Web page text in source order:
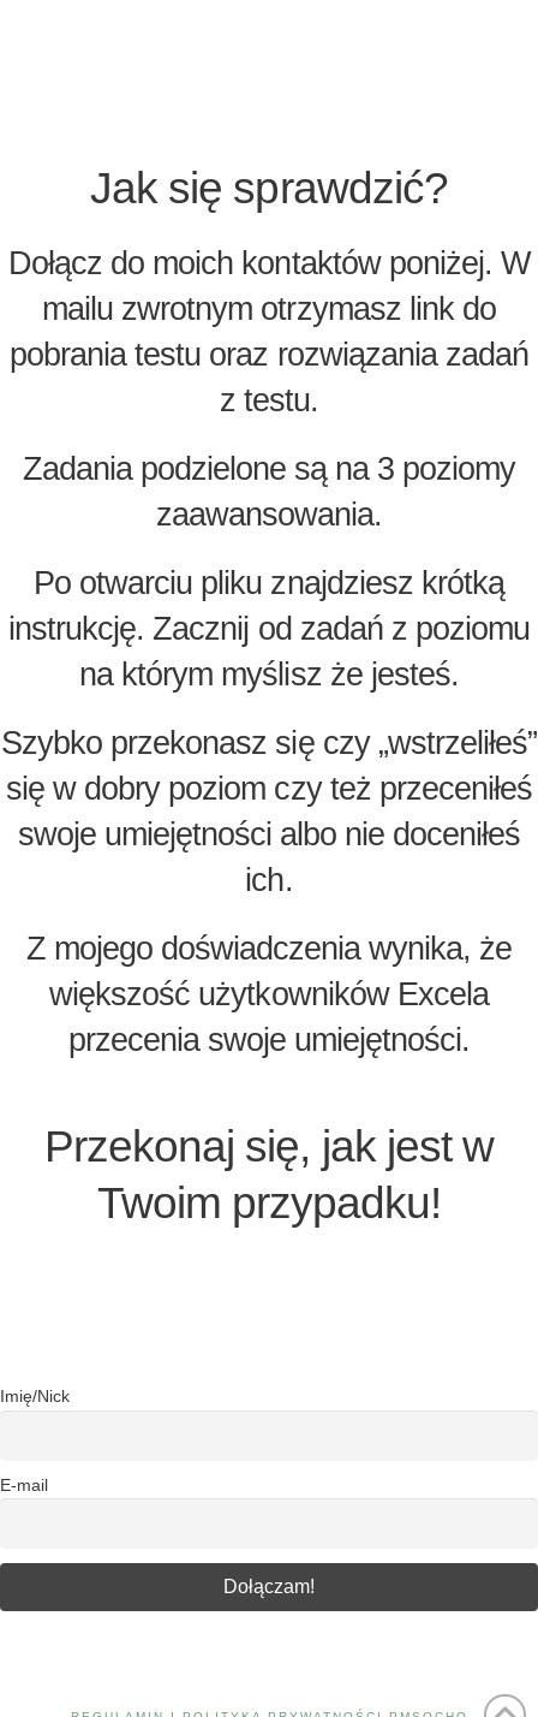
Jak się sprawdzić?
Dołącz do moich kontaktów poniżej. W
mailu zwrotnym otrzymasz link do
pobrania testu oraz rozwiązania zadań
z testu.
Zadania podzielone są na 3 poziomy
zaawansowania.
Po otwarciu pliku znajdziesz krótką
instrukcję. Zacznij od zadań z poziomu
na którym myślisz że jesteś.
Szybko przekonasz się czy „wstrzeliłeś”
się w dobry poziom czy też przeceniłeś
swoje umiejętności albo nie doceniłeś
ich.
Z mojego doświadczenia wynika, że
większość użytkowników Excela
przecenia swoje umiejętności.
Przekonaj się, jak jest w
Twoim przypadku!
Imię/Nick
E-mail